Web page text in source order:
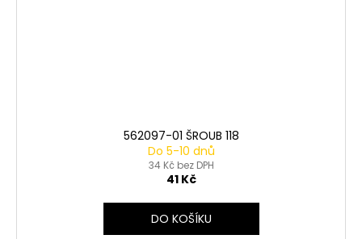
562097-01 ŠROUB 118
Do 5-10 dnů
34 Kč bez DPH
41 Kč
DO KOŠÍKU